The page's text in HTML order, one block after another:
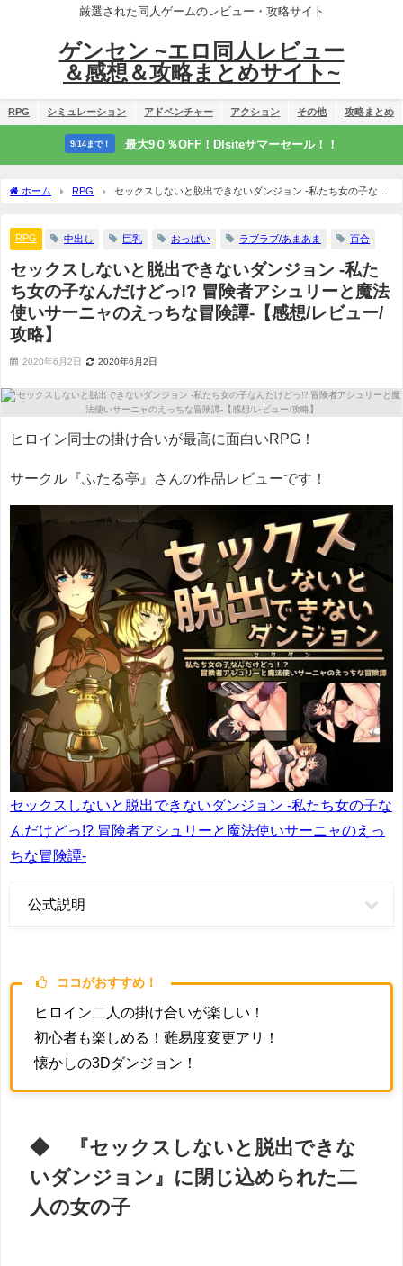
厳選された同人ゲームのレビュー・攻略サイト
ゲンセン ~エロ同人レビュー
＆感想＆攻略まとめサイト~
RPG シミュレーション アドベンチャー アクション その他 攻略まとめ
9/14まで！ 最大9０％OFF！Dlsiteサマーセール！！
ホーム RPG
セックスしないと脱出できないダンジョン -私たち女の子なん
RPG
中出し 巨乳 おっぱい ラブラブ/あまあま 百合
セックスしないと脱出できないダンジョン -私た
ち女の子なんだけどっ!? 冒険者アシュリーと魔法
使いサーニャのえっちな冒険譚-【感想/レビュー/
攻略】
2020年6月2日 2020年6月2日
ヒロイン同士の掛け合いが最高に面白いRPG！
サークル『ふたる亭』さんの作品レビューです！
セックスしないと脱出できないダンジョン -私たち女の子な
んだけどっ!? 冒険者アシュリーと魔法使いサーニャのえっ
ちな冒険譚-
公式説明
ココがおすすめ！
ヒロイン二人の掛け合いが楽しい！
初心者も楽しめる！難易度変更アリ！
懐かしの3Dダンジョン！
◆ 『セックスしないと脱出できな
いダンジョン』に閉じ込められた二
人の女の子